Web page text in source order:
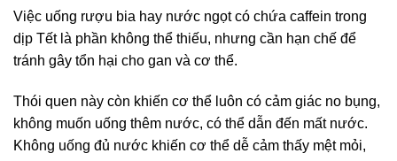
Việc uống rượu bia hay nước ngọt có chứa caffein trong
dịp Tết là phần không thể thiếu, nhưng cần hạn chế để
tránh gây tổn hại cho gan và cơ thể.
Thói quen này còn khiến cơ thể luôn có cảm giác no bụng,
không muốn uống thêm nước, có thể dẫn đến mất nước.
Không uống đủ nước khiến cơ thể dễ cảm thấy mệt mỏi,